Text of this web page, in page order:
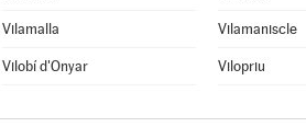
Vilamalla Vilamaniscle
Vilobí d'Onyar Vilopriu